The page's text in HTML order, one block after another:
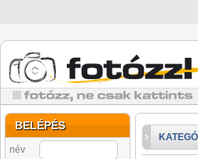
BELÉPÉS
név